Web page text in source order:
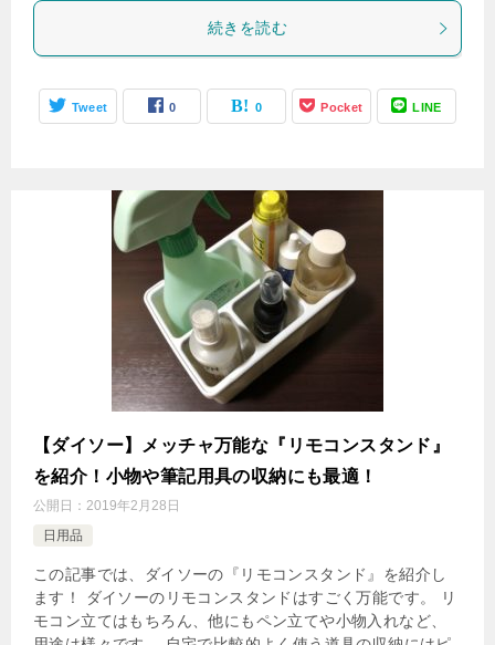
続きを読む
Tweet 0 0 Pocket LINE
【ダイソー】メッチャ万能な『リモコンスタンド』
を紹介！小物や筆記用具の収納にも最適！
公開日： 2019年2月28日
日用品
この記事では、ダイソーの『リモコンスタンド』を紹介し
ます！ ダイソーのリモコンスタンドはすごく万能です。 リ
モコン立てはもちろん、他にもペン立てや小物入れなど、